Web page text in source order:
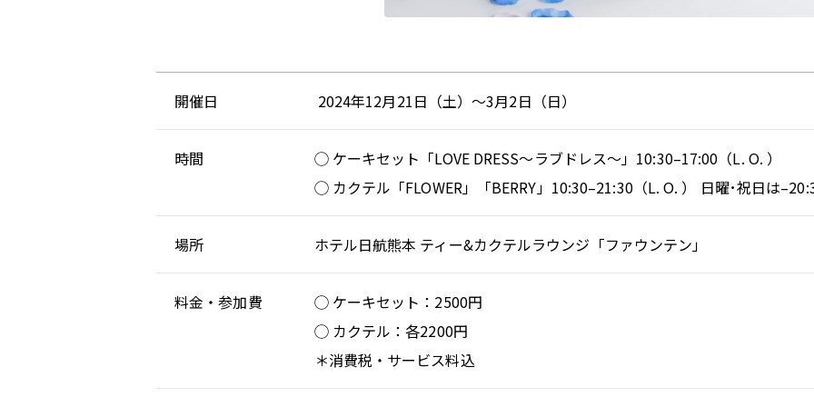
開催日 2024年12月21日（土）～3月2日（日）
時間
◯ ケーキセット「LOVE DRESS～ラブドレス～」10:30–17:00（L. O. ）
◯ カクテル「FLOWER」「BERRY」10:30–21:30（L. O. ） 日曜･祝日は
場所 ホテル日航熊本 ティー&カクテルラウンジ「ファウンテン」
料金・参加費
◯ ケーキセット：2500円
◯ カクテル：各2200円
＊消費税・サービス料込